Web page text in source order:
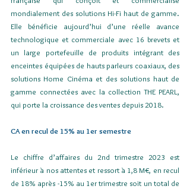
mondialement des solutions Hi-Fi haut de gamme.
Elle bénéficie aujourd’hui d’une réelle avance
technologique et commerciale avec 16 brevets et
un large portefeuille de produits intégrant des
enceintes équipées de hauts parleurs coaxiaux, des
solutions Home Cinéma et des solutions haut de
gamme connectées avec la collection THE PEARL,
qui porte la croissance des ventes depuis 2018.
CA en recul de 15% au 1er semestre
Le chiffre d’affaires du 2nd trimestre 2023 est
inférieur à nos attentes et ressort à 1,8 M€, en recul
de 18% après -15% au 1er trimestre soit un total de